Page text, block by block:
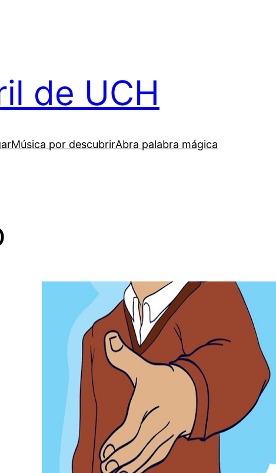
de UCH
Música por descubrirAbra palabra mágica